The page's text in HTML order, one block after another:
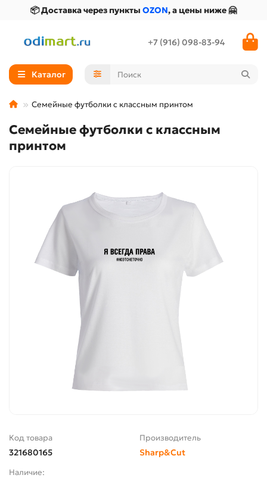
📦 Доставка через пункты OZON, а цены ниже 🤗
+7 (916) 098-83-94
Каталог
Семейные футболки с классным принтом
Семейные футболки с классным
принтом
Код товара
321680165
Производитель
Sharp&Cut
Наличие: